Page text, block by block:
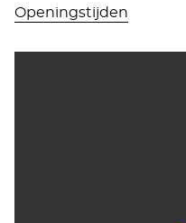
Optical
Center
Openingstijden